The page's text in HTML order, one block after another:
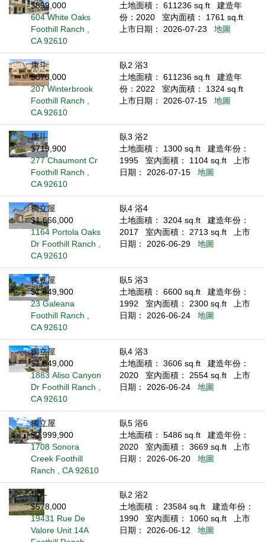
$899,000
604 White Oaks
Foothill Ranch ,
CA 92610
土地面積： 611236 sq.ft
建造年
份：2020
室內面積： 1761 sq.ft
上市日期： 2026-07-23
地圖
康斗
$875,000
207 Winterbrook
Foothill Ranch ,
CA 92610
臥2 浴3
土地面積： 611236 sq.ft
建造年
份：2022
室內面積： 1324 sq.ft
上市日期： 2026-07-15
地圖
康斗
$719,900
277 Chaumont Cr
Foothill Ranch ,
CA 92610
臥3 浴2
土地面積： 1300 sq.ft
建造年份：
1995
室內面積： 1104 sq.ft
上市
日期： 2026-07-15
地圖
獨立屋
$1,666,000
1164 Portola Oaks
Dr Foothill Ranch ,
CA 92610
臥4 浴4
土地面積： 3204 sq.ft
建造年份：
2017
室內面積： 2713 sq.ft
上市
日期： 2026-06-29
地圖
獨立屋
$1,549,900
23 Galeana
Foothill Ranch ,
CA 92610
臥5 浴3
土地面積： 6600 sq.ft
建造年份：
1992
室內面積： 2300 sq.ft
上市
日期： 2026-06-24
地圖
獨立屋
$1,649,000
1883 Aliso Canyon
Dr Foothill Ranch ,
CA 92610
臥4 浴3
土地面積： 3606 sq.ft
建造年份：
2020
室內面積： 2554 sq.ft
上市
日期： 2026-06-24
地圖
獨立屋
$2,999,900
1708 Sonora
Creek Foothill
Ranch , CA 92610
臥5 浴6
土地面積： 5486 sq.ft
建造年份：
2020
室內面積： 3669 sq.ft
上市
日期： 2026-06-20
地圖
康斗
$578,000
19431 Rue De
Valore Unit 14A
臥2 浴2
土地面積： 23584 sq.ft
建造年份：
1990
室內面積： 1060 sq.ft
上市
日期： 2026-06-12
地圖